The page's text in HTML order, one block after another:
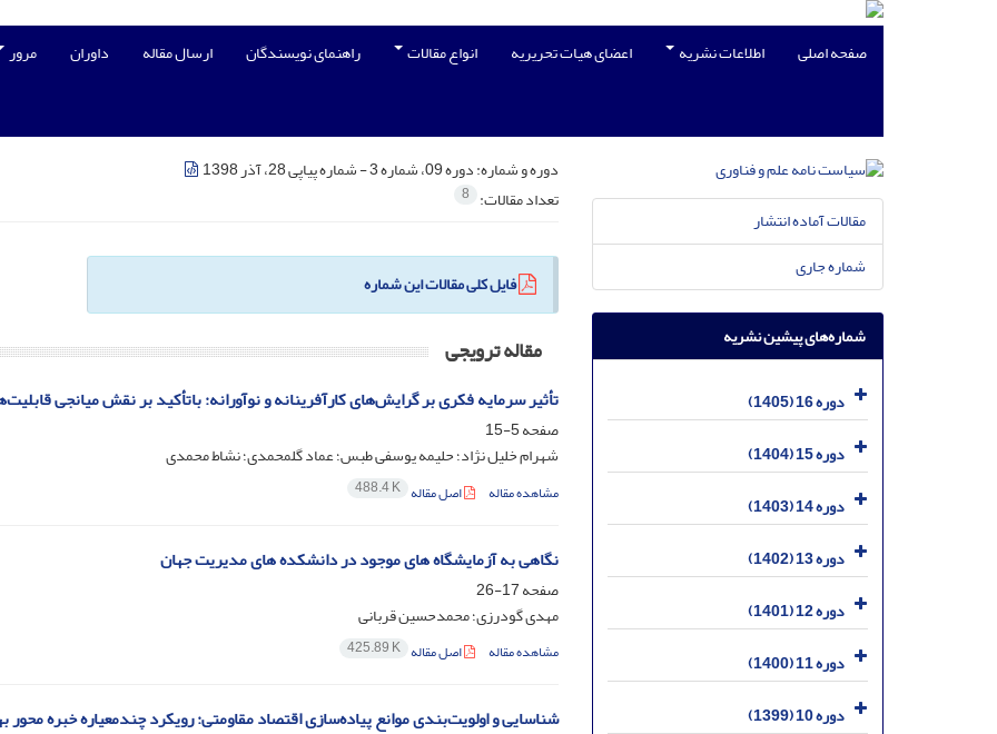
صفحه اصلی اطلاعات نشریه اعضای هیات تحریریه انواع مقالات راهنمای نویسندگان ارسال مقاله داوران مرور
دوره و شماره:دوره 09، شماره 3 - شماره پیاپی 28، آذر 1398
تعداد مقالات: 8
فایل کلی مقالات این شماره
مقاله ترویجی
تأثیر سرمایه فکری بر گرایش‌های کارآفرینانه و نوآورانه: باتأکید بر نقش میانجی
صفحه5-15
شهرام خلیل نژاد؛ حلیمه یوسفی طبس؛ عماد گلمحمدی؛ نشاط محمدی
مشاهده مقاله اصل مقاله 488.4 K
نگاهی به آزمایشگاه‏ های موجود در دانشکده ‏های مدیریت جهان
صفحه17-26
مهدی گودرزی؛ محمدحسین قربانی
مشاهده مقاله اصل مقاله 425.89 K
شناسایی و اولویت‌بندی موانع پیاده‌سازی اقتصاد مقاومتی: رویکرد چندمعیاره خبره محور
مقالات آماده انتشار
شماره جاری
شماره‌های پیشین نشریه
دوره 16 (1405)
دوره 15 (1404)
دوره 14 (1403)
دوره 13 (1402)
دوره 12 (1401)
دوره 11 (1400)
دوره 10 (1399)